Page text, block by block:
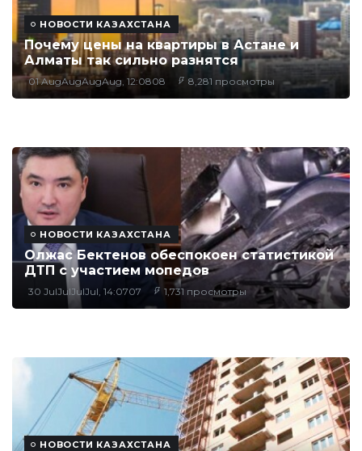
НОВОСТИ КАЗАХСТАНА
Почему цены на квартиры в Астане и
Алматы так сильно разнятся
01 AugAugAugAug, 12:0808 8,281 просмотры
НОВОСТИ КАЗАХСТАНА
Олжас Бектенов обеспокоен статистикой
ДТП с участием мопедов
30 JulJulJulJul, 14:0707 1,731 просмотры
НОВОСТИ КАЗАХСТАНА